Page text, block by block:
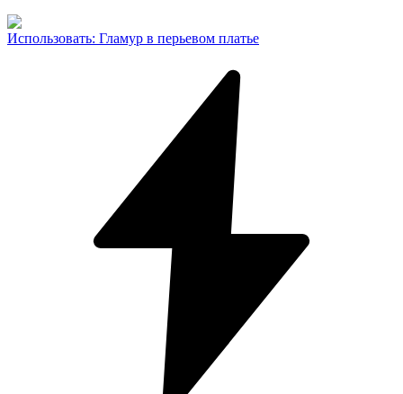
Использовать: Гламур в перьевом платье